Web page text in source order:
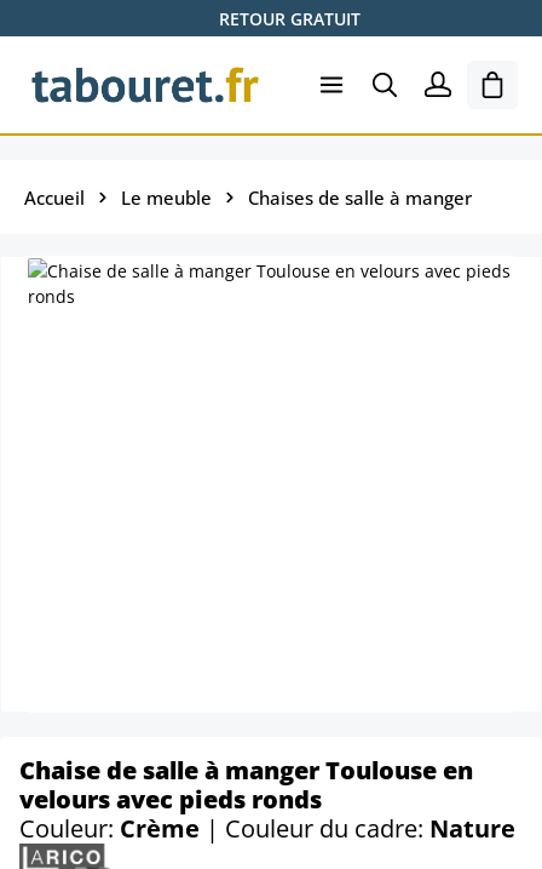
Passer au contenu principalRETOUR GRATUIT
Le
Accueil Le meuble Chaises de salle à manger
Chaise de salle à manger Toulouse en
velours avec pieds ronds
Couleur: Crème | Couleur du cadre: Nature